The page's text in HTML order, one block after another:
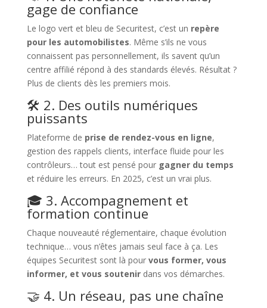
gage de confiance
Le logo vert et bleu de Securitest, c’est un repère
pour les automobilistes. Même s’ils ne vous
connaissent pas personnellement, ils savent qu’un
centre affilié répond à des standards élevés. Résultat ?
Plus de clients dès les premiers mois.
🛠 2. Des outils numériques
puissants
Plateforme de prise de rendez-vous en ligne,
gestion des rappels clients, interface fluide pour les
contrôleurs… tout est pensé pour gagner du temps
et réduire les erreurs. En 2025, c’est un vrai plus.
🎓 3. Accompagnement et
formation continue
Chaque nouveauté réglementaire, chaque évolution
technique… vous n’êtes jamais seul face à ça. Les
équipes Securitest sont là pour vous former, vous
informer, et vous soutenirdans vos démarches.
🤝 4. Un réseau, pas une chaîne